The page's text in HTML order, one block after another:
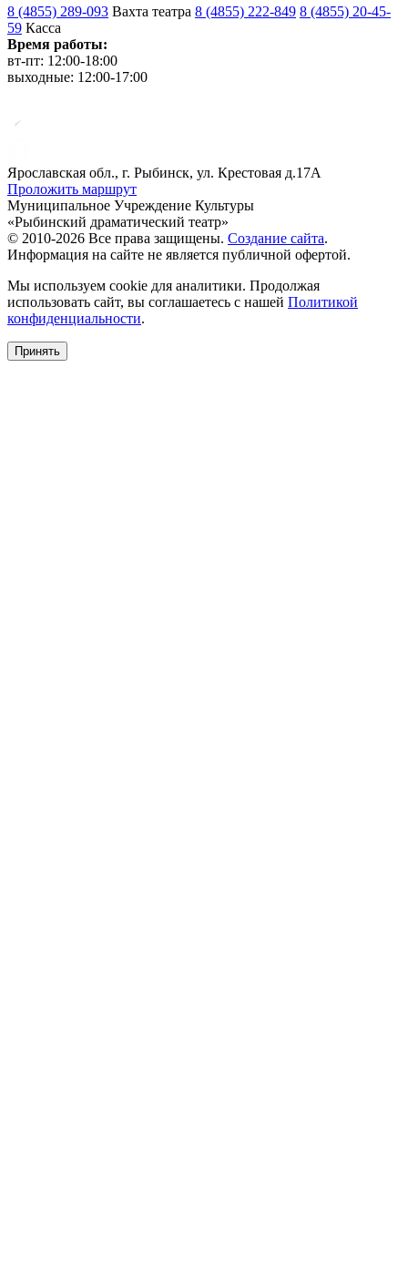
8 (4855) 289-093 Вахта театра 8 (4855) 222-849 8 (4855) 20-45-
59 Касса
Время работы:
вт-пт: 12:00-18:00
выходные: 12:00-17:00
Ярославская обл., г. Рыбинск, ул. Крестовая д.17А
Проложить маршрут
Муниципальное Учреждение Культуры
«Рыбинский драматический театр»
© 2010-2026 Все права защищены. Создание сайта.
Информация на сайте не является публичной офертой.
Мы используем cookie для аналитики. Продолжая
использовать сайт, вы соглашаетесь с нашей Политикой
конфиденциальности.
Принять